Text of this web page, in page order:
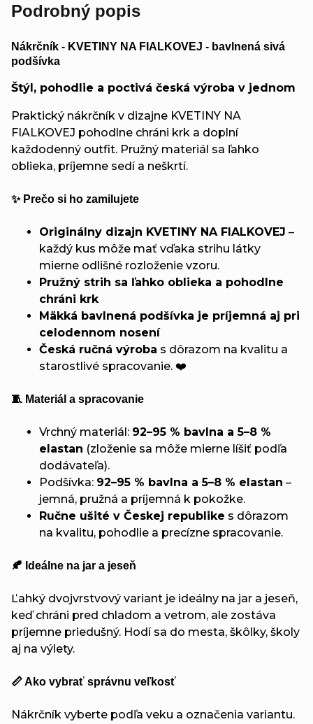
Podrobný popis
Nákrčník - KVETINY NA FIALKOVEJ - bavlnená sivá
podšívka
Štýl, pohodlie a poctivá česká výroba v jednom
Praktický nákrčník v dizajne KVETINY NA
FIALKOVEJ pohodlne chráni krk a doplní
každodenný outfit. Pružný materiál sa ľahko
oblieka, príjemne sedí a neškrtí.
✨ Prečo si ho zamilujete
Originálny dizajn KVETINY NA FIALKOVEJ –
každý kus môže mať vďaka strihu látky
mierne odlišné rozloženie vzoru.
Pružný strih sa ľahko oblieka a pohodlne
chráni krk
Mäkká bavlnená podšívka je príjemná aj pri
celodennom nosení
Česká ručná výroba s dôrazom na kvalitu a
starostlivé spracovanie. ❤️
🧵 Materiál a spracovanie
Vrchný materiál: 92–95 % bavlna a 5–8 %
elastan (zloženie sa môže mierne líšiť podľa
dodávateľa).
Podšívka: 92–95 % bavlna a 5–8 % elastan –
jemná, pružná a príjemná k pokožke.
Ručne ušité v Českej republike s dôrazom
na kvalitu, pohodlie a precízne spracovanie.
🍂 Ideálne na jar a jeseň
Ľahký dvojvrstvový variant je ideálny na jar a jeseň,
keď chráni pred chladom a vetrom, ale zostáva
príjemne priedušný. Hodí sa do mesta, škôlky, školy
aj na výlety.
📏 Ako vybrať správnu veľkosť
Nákrčník vyberte podľa veku a označenia variantu.